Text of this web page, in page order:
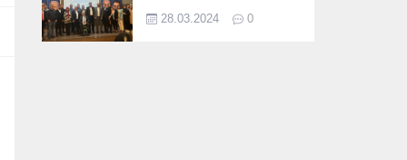
Programı
28.03.2024 0